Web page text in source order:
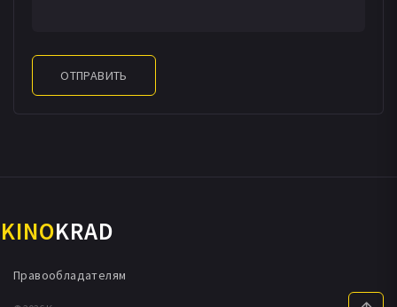
ОТПРАВИТЬ
KINOKRAD
Правообладателям